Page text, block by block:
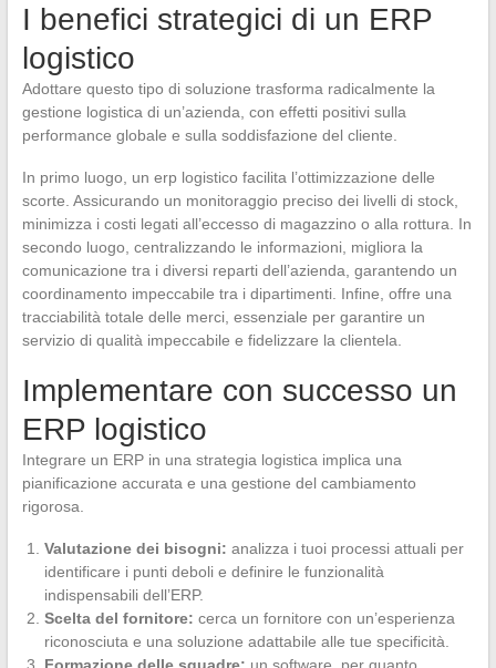
I benefici strategici di un ERP
logistico
Adottare questo tipo di soluzione trasforma radicalmente la
gestione logistica di un’azienda, con effetti positivi sulla
performance globale e sulla soddisfazione del cliente.
In primo luogo, un erp logistico facilita l’ottimizzazione delle
scorte. Assicurando un monitoraggio preciso dei livelli di stock,
minimizza i costi legati all’eccesso di magazzino o alla rottura. In
secondo luogo, centralizzando le informazioni, migliora la
comunicazione tra i diversi reparti dell’azienda, garantendo un
coordinamento impeccabile tra i dipartimenti. Infine, offre una
tracciabilità totale delle merci, essenziale per garantire un
servizio di qualità impeccabile e fidelizzare la clientela.
Implementare con successo un
ERP logistico
Integrare un ERP in una strategia logistica implica una
pianificazione accurata e una gestione del cambiamento
rigorosa.
Valutazione dei bisogni: analizza i tuoi processi attuali per
identificare i punti deboli e definire le funzionalità
indispensabili dell’ERP.
Scelta del fornitore: cerca un fornitore con un’esperienza
riconosciuta e una soluzione adattabile alle tue specificità.